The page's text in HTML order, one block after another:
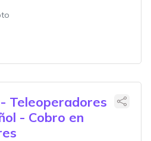
Teleoperadores
- Cobro en